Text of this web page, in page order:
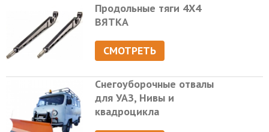
Продольные тяги 4Х4
ВЯТКА
СМОТРЕТЬ
Снегоуборочные отвалы
для УАЗ, Нивы и
квадроцикла